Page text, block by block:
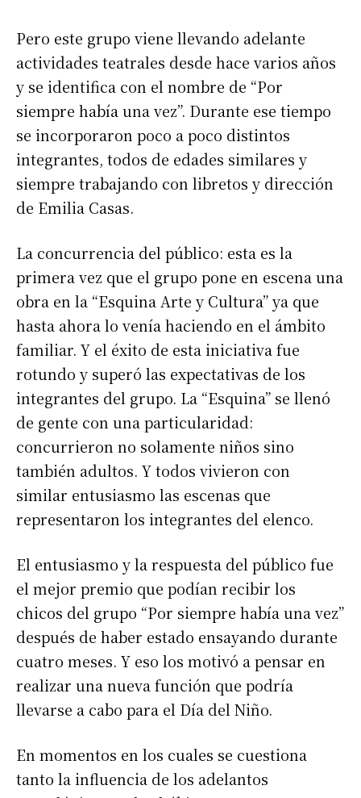
Pero este grupo viene llevando adelante
actividades teatrales desde hace varios años
y se identifica con el nombre de “Por
siempre había una vez”. Durante ese tiempo
se incorporaron poco a poco distintos
integrantes, todos de edades similares y
siempre trabajando con libretos y dirección
de Emilia Casas.
La concurrencia del público: esta es la
primera vez que el grupo pone en escena una
obra en la “Esquina Arte y Cultura” ya que
hasta ahora lo venía haciendo en el ámbito
familiar. Y el éxito de esta iniciativa fue
rotundo y superó las expectativas de los
integrantes del grupo. La “Esquina” se llenó
de gente con una particularidad:
concurrieron no solamente niños sino
también adultos. Y todos vivieron con
similar entusiasmo las escenas que
representaron los integrantes del elenco.
El entusiasmo y la respuesta del público fue
el mejor premio que podían recibir los
chicos del grupo “Por siempre había una vez”
después de haber estado ensayando durante
cuatro meses. Y eso los motivó a pensar en
realizar una nueva función que podría
llevarse a cabo para el Día del Niño.
En momentos en los cuales se cuestiona
tanto la influencia de los adelantos